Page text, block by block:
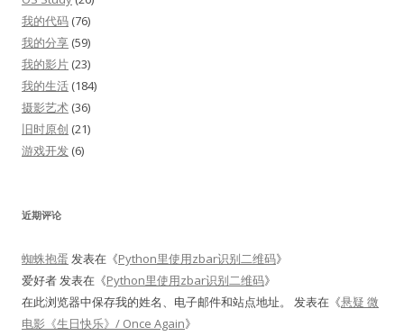
我的代码 (76)
我的分享 (59)
我的影片 (23)
我的生活 (184)
摄影艺术 (36)
旧时原创 (21)
游戏开发 (6)
近期评论
蜘蛛抱蛋 发表在《Python里使用zbar识别二维码》
爱好者发表在《Python里使用zbar识别二维码》
在此浏览器中保存我的姓名、电子邮件和站点地址。
发表在《悬疑 微
电影《生日快乐》/ Once Again》